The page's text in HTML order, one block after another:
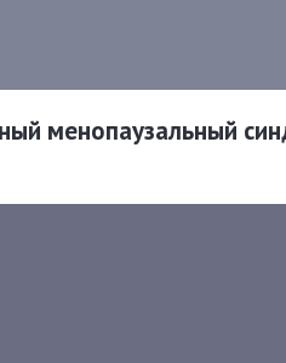
менопаузальный